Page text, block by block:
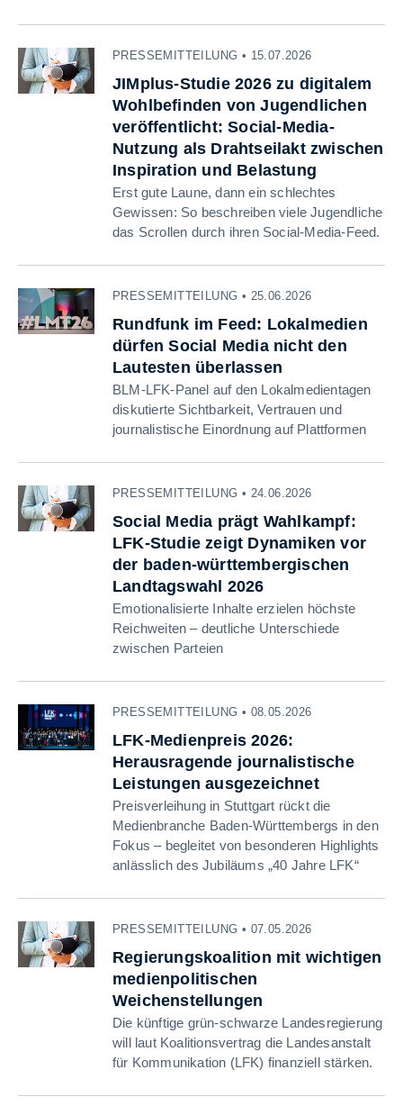
PRESSEMITTEILUNG • 15.07.2026
JIMplus-Studie 2026 zu digitalem
Wohlbefinden von Jugendlichen
veröffentlicht: Social-Media-
Nutzung als Drahtseilakt zwischen
Inspiration und Belastung
Erst gute Laune, dann ein schlechtes
Gewissen: So beschreiben viele Jugendliche
das Scrollen durch ihren Social-Media-Feed.
PRESSEMITTEILUNG • 25.06.2026
Rundfunk im Feed: Lokalmedien
dürfen Social Media nicht den
Lautesten überlassen
BLM-LFK-Panel auf den Lokalmedientagen
diskutierte Sichtbarkeit, Vertrauen und
journalistische Einordnung auf Plattformen
PRESSEMITTEILUNG • 24.06.2026
Social Media prägt Wahlkampf:
LFK-Studie zeigt Dynamiken vor
der baden-württembergischen
Landtagswahl 2026
Emotionalisierte Inhalte erzielen höchste
Reichweiten – deutliche Unterschiede
zwischen Parteien
PRESSEMITTEILUNG • 08.05.2026
LFK-Medienpreis 2026:
Herausragende journalistische
Leistungen ausgezeichnet
Preisverleihung in Stuttgart rückt die
Medienbranche Baden-Württembergs in den
Fokus – begleitet von besonderen Highlights
anlässlich des Jubiläums „40 Jahre LFK“
PRESSEMITTEILUNG • 07.05.2026
Regierungskoalition mit wichtigen
medienpolitischen
Weichenstellungen
Die künftige grün-schwarze Landesregierung
will laut Koalitionsvertrag die Landesanstalt
für Kommunikation (LFK) finanziell stärken.